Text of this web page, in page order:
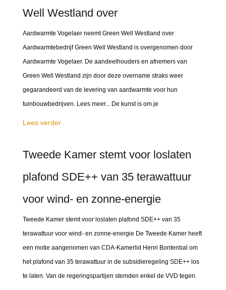
Well Westland over
Aardwarmte Vogelaer neemt Green Well Westland over
Aardwarmtebedrijf Green Well Westland is overgenomen door
Aardwarmte Vogelaer. De aandeelhouders en afnemers van
Green Well Westland zijn door deze overname straks weer
gegarandeerd van de levering van aardwarmte voor hun
tuinbouwbedrijven. Lees meer... De kunst is om je
Lees verder
Tweede Kamer stemt voor loslaten
plafond SDE++ van 35 terawattuur
voor wind- en zonne-energie
Tweede Kamer stemt voor loslaten plafond SDE++ van 35
terawattuur voor wind- en zonne-energie De Tweede Kamer heeft
een motie aangenomen van CDA-Kamerlid Henri Bontenbal om
het plafond van 35 terawattuur in de subsidieregeling SDE++ los
te laten. Van de regeringspartijen stemden enkel de VVD tegen.